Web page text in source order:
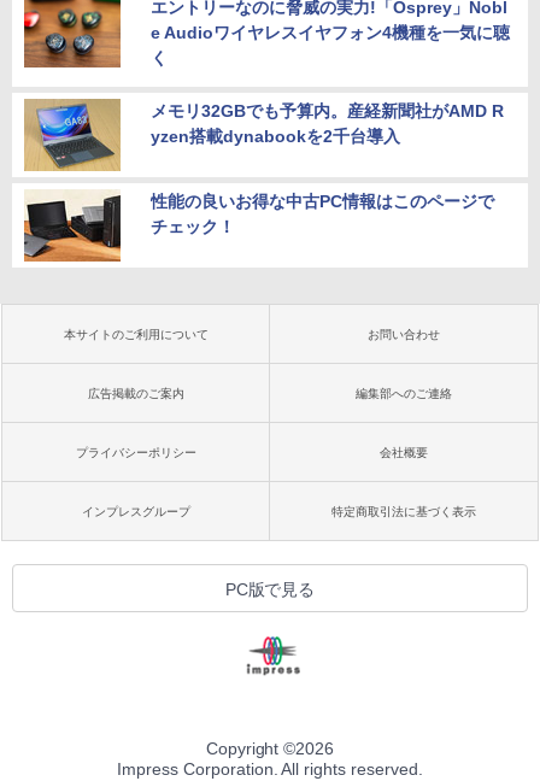
エントリーなのに脅威の実力!「Osprey」Nobl
e Audioワイヤレスイヤフォン4機種を一気に聴
く
メモリ32GBでも予算内。産経新聞社がAMD R
yzen搭載dynabookを2千台導入
性能の良いお得な中古PC情報はこのページで
チェック！
本サイトのご利用について お問い合わせ
広告掲載のご案内 編集部へのご連絡
プライバシーポリシー 会社概要
インプレスグループ 特定商取引法に基づく表示
PC版で見る
Copyright ©2026
Impress Corporation. All rights reserved.